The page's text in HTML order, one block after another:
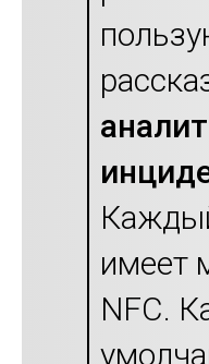
имеет
NFC.